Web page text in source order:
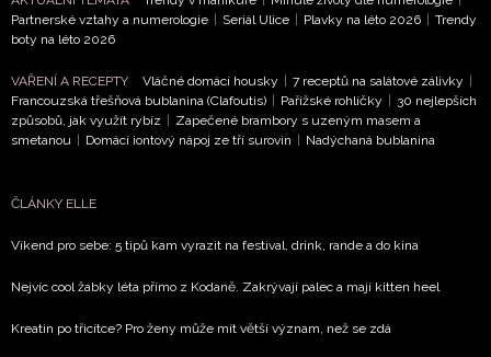
Partnerské vztahy a numerologie | Seriál Ulice | Plavky na léto 2026 | Trendy
boty na léto 2026
VAŘENÍ A RECEPTY Vláčné domácí housky | 7 receptů na salátové zálivky |
Francouzská třešňová bublanina (Clafoutis) | Pařížské rohlíčky | 30 nejlepších
způsobů, jak využít rybíz | Zapečené brambory s uzeným masem a
smetanou | Domácí iontový nápoj ze tří surovin | Nadýchaná bublanina
ČLÁNKY ELLE
Víkend pro sebe: 5 tipů kam vyrazit na festival, drink, rande a do kina
Nejvíc cool žabky léta přímo z Kodaně. Zakrývají palec a mají kitten heel
Kreatin po třicítce? Pro ženy může mít větší význam, než se zdá